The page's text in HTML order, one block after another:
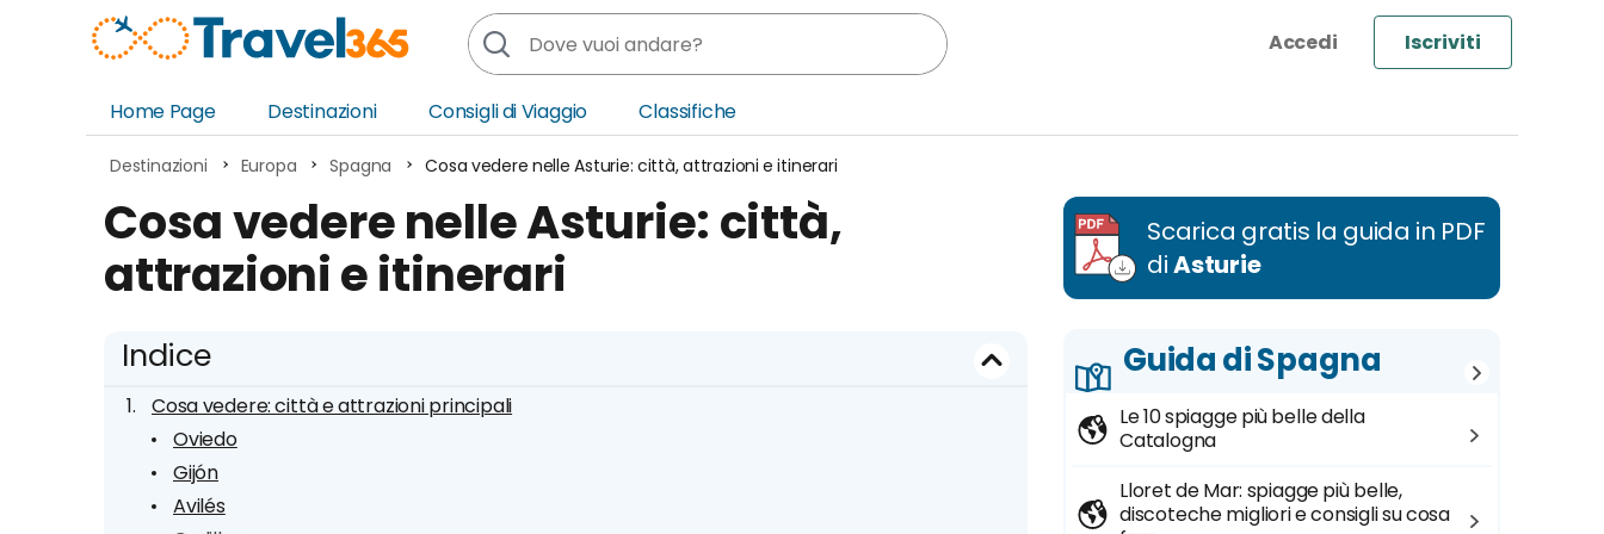
Iscriviti
Home Page
Destinazioni
Asia
Europa
Oceania
Nord America
America Centrale
Sud America
Medio Oriente
Consigli di Viaggio Classifiche
Destinazioni Europa Spagna Cosa vedere nelle Asturie: città, attrazioni e itinerari
Cosa vedere nelle Asturie: città,
attrazioni e itinerari
Indice
Cosa vedere: città e attrazioni principali
Oviedo
Gijón
Avilés
Scarica gratis la guida in PDF
diAsturie
Guida di Spagna
Le 10 spiagge più belle della
Catalogna
Lloret de Mar: spiagge più belle,
discoteche migliori e consigli su cosa